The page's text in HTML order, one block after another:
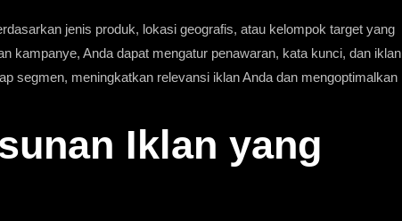
jenis produk, lokasi geografis, atau kelompok target yang
kampanye, Anda dapat mengatur penawaran, kata kunci, dan iklan
segmen, meningkatkan relevansi iklan Anda dan mengoptimalkan
Iklan yang